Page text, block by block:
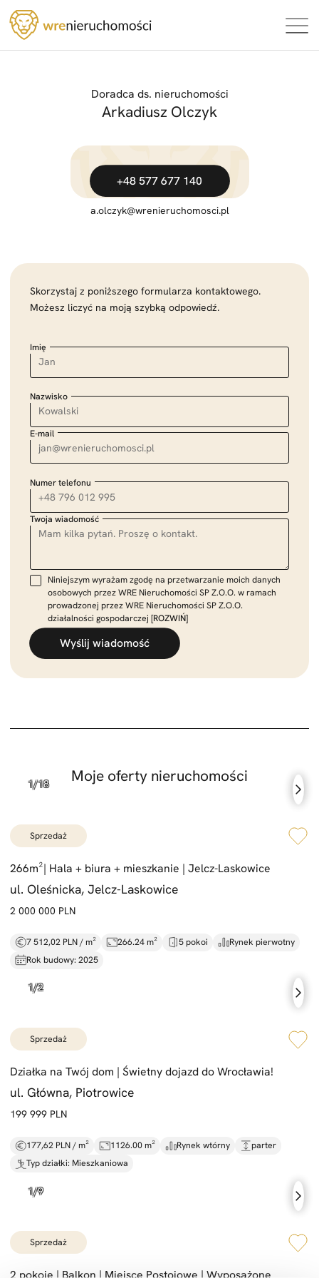
Doradca ds. nieruchomości
Arkadiusz Olczyk
+48 577 677 140
a.olczyk@wrenieruchomosci.pl
Skorzystaj z poniższego formularza kontaktowego.
Możesz liczyć na moją szybką odpowiedź.
Imię
Nazwisko
E-mail
Numer telefonu
Twoja wiadomość
Niniejszym wyrażam zgodę na przetwarzanie moich danych
osobowych przez WRE Nieruchomości SP Z.O.O. w ramach
prowadzonej przez WRE Nieruchomości SP Z.O.O.
działalności gospodarczej [ROZWIŃ]
Wyślij wiadomość
Moje oferty nieruchomości
sprzedaż
266m²| Hala + biura + mieszkanie | Jelcz-Laskowice
ul. Oleśnicka, Jelcz-Laskowice
2 000 000 PLN
7 512,02 PLN / m² 266.24 m² 5 pokoi
Rynek pierwotny
Rok budowy: 2025
sprzedaż
Działka na Twój dom | Świetny dojazd do Wrocławia!
ul. Główna, Piotrowice
199 999 PLN
177,62 PLN / m² 1126.00 m² Rynek wtórny
parter
Typ działki: Mieszkaniowa
sprzedaż
2 pokoje | Balkon | Miejsce Postojowe | Wyposażone